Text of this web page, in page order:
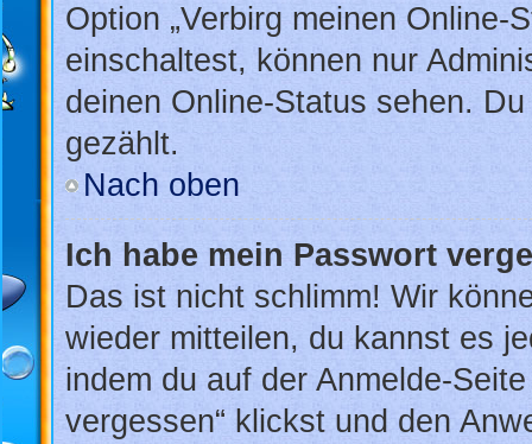
Option „Verbirg meinen Online-
einschaltest, können nur
deinen Online-Status sehen.
gezählt.
Nach oben
Ich habe mein Passwort
Das ist nicht schlimm! Wir
wieder mitteilen, du kannst es
indem du auf der Anmelde-
vergessen“ klickst und den